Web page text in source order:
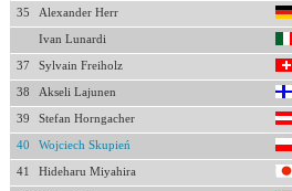
35 Alexander Herr
Ivan Lunardi
37 Sylvain Freiholz
38 Akseli Lajunen
39 Stefan Horngacher
40 Wojciech Skupień
41 Hideharu Miyahira